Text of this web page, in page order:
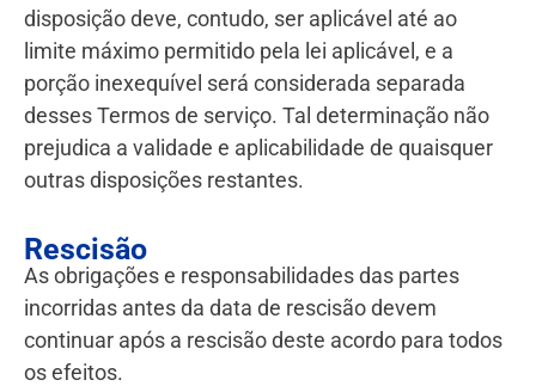
disposição deve, contudo, ser aplicável até ao
limite máximo permitido pela lei aplicável, e a
porção inexequível será considerada separada
desses Termos de serviço. Tal determinação não
prejudica a validade e aplicabilidade de quaisquer
outras disposições restantes.
Rescisão
As obrigações e responsabilidades das partes
incorridas antes da data de rescisão devem
continuar após a rescisão deste acordo para todos
os efeitos.